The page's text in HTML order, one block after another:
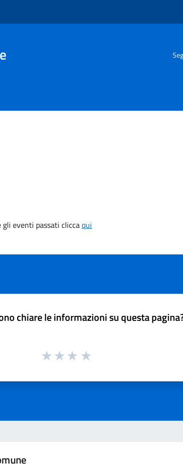
eventi passati cliccaqui
chiare le informazioni su questa